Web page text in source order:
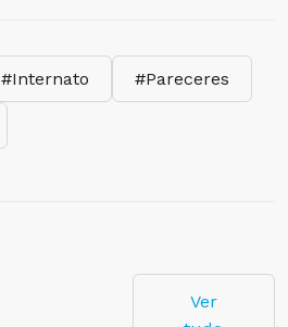
#Internato #Pareceres
Ver